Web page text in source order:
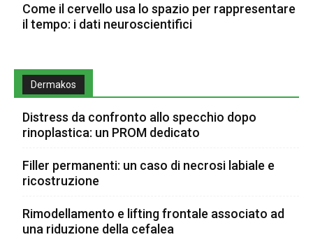
Come il cervello usa lo spazio per rappresentare
il tempo: i dati neuroscientifici
Dermakos
Distress da confronto allo specchio dopo
rinoplastica: un PROM dedicato
Filler permanenti: un caso di necrosi labiale e
ricostruzione
Rimodellamento e lifting frontale associato ad
una riduzione della cefalea